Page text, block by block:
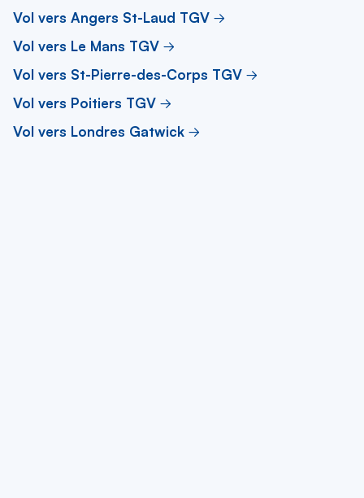
Vol vers Angers St-Laud TGV
Vol vers Le Mans TGV
Vol vers St-Pierre-des-Corps TGV
Vol vers Poitiers TGV
Vol vers Londres Gatwick